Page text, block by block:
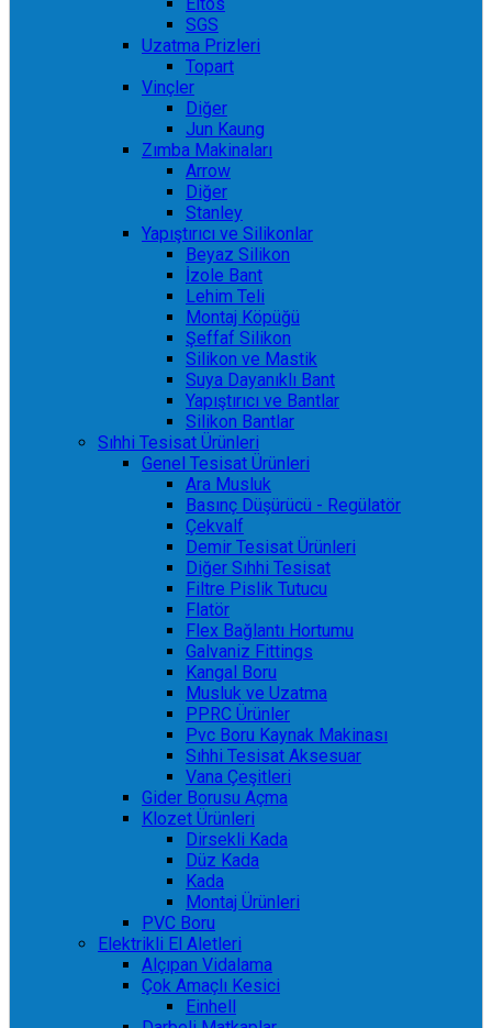
SGS
Uzatma Prizleri
Topart
Vinçler
Diğer
Jun Kaung
Zımba Makinaları
Arrow
Diğer
Stanley
Yapıştırıcı ve Silikonlar
Beyaz Silikon
İzole Bant
Lehim Teli
Montaj Köpüğü
Şeffaf Silikon
Silikon ve Mastik
Suya Dayanıklı Bant
Yapıştırıcı ve Bantlar
Silikon Bantlar
Sıhhi Tesisat Ürünleri
Genel Tesisat Ürünleri
Ara Musluk
Basınç Düşürücü - Regülatör
Çekvalf
Demir Tesisat Ürünleri
Diğer Sıhhi Tesisat
Filtre Pislik Tutucu
Flatör
Flex Bağlantı Hortumu
Galvaniz Fittings
Kangal Boru
Musluk ve Uzatma
PPRC Ürünler
Pvc Boru Kaynak Makinası
Sıhhi Tesisat Aksesuar
Vana Çeşitleri
Gider Borusu Açma
Klozet Ürünleri
Dirsekli Kada
Düz Kada
Kada
Montaj Ürünleri
PVC Boru
Elektrikli El Aletleri
Alçıpan Vidalama
Çok Amaçlı Kesici
Einhell